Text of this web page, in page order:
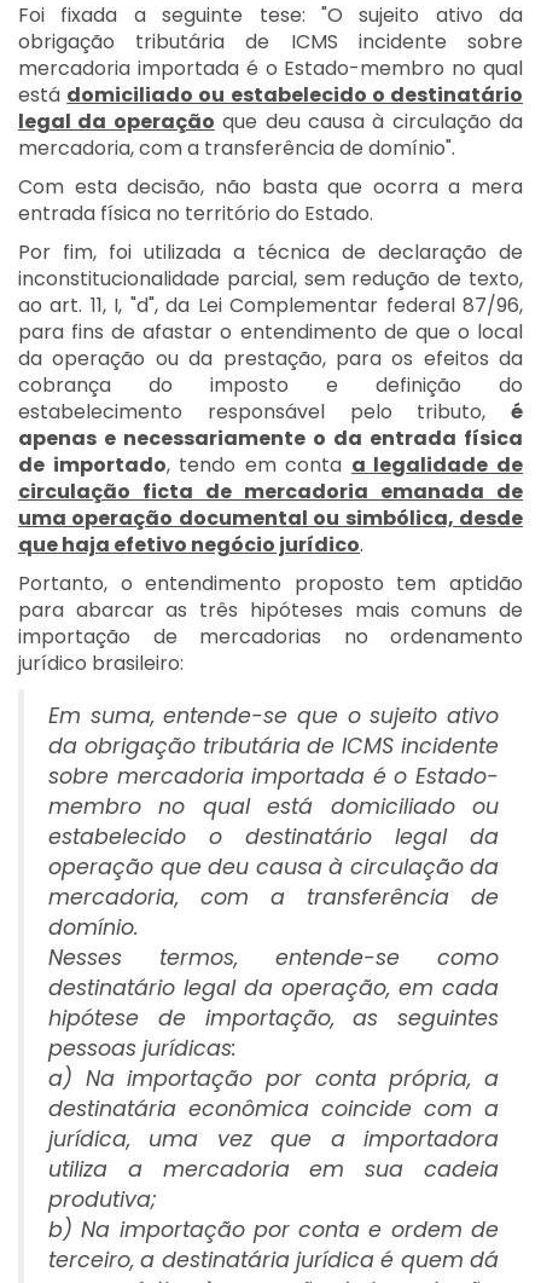
Foi fixada a seguinte tese: "O sujeito ativo da
obrigação tributária de ICMS incidente sobre
mercadoria importada é o Estado-membro no qual
está domiciliado ou estabelecido o destinatário
legal da operação que deu causa à circulação da
mercadoria, com a transferência de domínio".
Com esta decisão, não basta que ocorra a mera
entrada física no território do Estado.
Por fim, foi utilizada a técnica de declaração de
inconstitucionalidade parcial, sem redução de texto,
ao art. 11, I, "d", da Lei Complementar federal 87/96,
para fins de afastar o entendimento de que o local
da operação ou da prestação, para os efeitos da
cobrança do imposto e definição do
estabelecimento responsável pelo tributo, é
apenas e necessariamente o da entrada física
de importado, tendo em conta a legalidade de
circulação ficta de mercadoria emanada de
uma operação documental ou simbólica, desde
que haja efetivo negócio jurídico.
Portanto, o entendimento proposto tem aptidão
para abarcar as três hipóteses mais comuns de
importação de mercadorias no ordenamento
jurídico brasileiro:
Em suma, entende-se que o sujeito ativo
da obrigação tributária de ICMS incidente
sobre mercadoria importada é o Estado-
membro no qual está domiciliado ou
estabelecido o destinatário legal da
operação que deu causa à circulação da
mercadoria, com a transferência de
domínio.
Nesses termos, entende-se como
destinatário legal da operação, em cada
hipótese de importação, as seguintes
pessoas jurídicas:
a) Na importação por conta própria, a
destinatária econômica coincide com a
jurídica, uma vez que a importadora
utiliza a mercadoria em sua cadeia
produtiva;
b) Na importação por conta e ordem de
terceiro, a destinatária jurídica é quem dá